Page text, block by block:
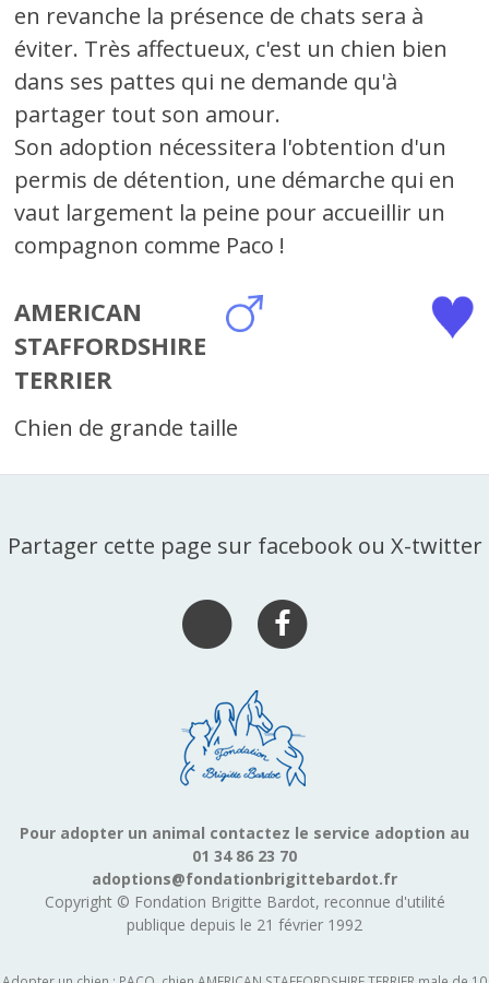
en revanche la présence de chats sera à
éviter. Très affectueux, c'est un chien bien
dans ses pattes qui ne demande qu'à
partager tout son amour.
Son adoption nécessitera l'obtention d'un
permis de détention, une démarche qui en
vaut largement la peine pour accueillir un
compagnon comme Paco !
AMERICAN
STAFFORDSHIRE
TERRIER
Chien de grande taille
Partager cette page sur facebook ou X-twitter
Pour adopter un animal contactez le service adoption au
01 34 86 23 70
adoptions@fondationbrigittebardot.fr
Copyright © Fondation Brigitte Bardot, reconnue d'utilité
publique depuis le 21 février 1992